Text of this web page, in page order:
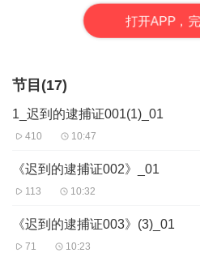
打开APP，
节目(17)
1_迟到的逮捕证001(1)_01
410 10:47
《迟到的逮捕证002》_01
113 10:32
《迟到的逮捕证003》(3)_01
71 10:23